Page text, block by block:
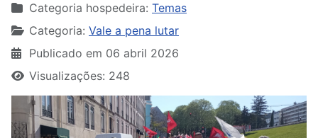
Categoria hospedeira: Temas
Categoria: Vale a pena lutar
Publicado em 06 abril 2026
Visualizações: 248